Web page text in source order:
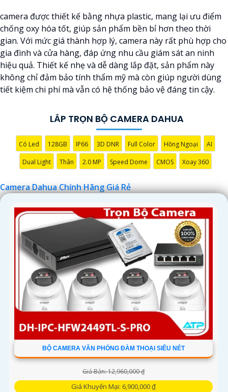
giải cao, tính năng thông minh và độ tin cậy.💖 5:Nếu bạn
muốn tìm camera Dahua giá rẻ, bạn có thể tham khảo trên
các website thương mại điện tử hoặc tại các cửa hàng điện
tử.
Hy vọng rằng những thông tin trên sẽ giúp bạn chọn lựa
được Camera Dahua chính hãng, giá rẻ và chất lượng. Nếu
bạn có thêm câu hỏi hoặc cần tư vấn thêm, đừng ngần ngại
camera được thiết kế bằng nhựa plastic, mang lại ưu điểm
chống oxy hóa tốt, giúp sản phẩm bền bỉ hơn theo thời
gian. Với mức giá thành hợp lý, camera này rất phù hợp cho
gia đình và cửa hàng, đáp ứng nhu cầu giám sát an ninh
hiệu quả. Thiết kế nhẹ và dễ dàng lắp đặt, sản phẩm này
không chỉ đảm bảo tính thẩm mỹ mà còn giúp người dùng
tiết kiệm chi phí mà vẫn có hệ thống bảo vệ đáng tin cậy.
LẮP TRỌN BỘ CAMERA DAHUA
Có Led 128GB IP66 3D DNR Full Color Hồng Ngoại AI
Dual Light Thân 2.0 MP Speed Dome CMOS Xoay 360
Camera Dahua Chính Hãng Giá Rẻ
BỘ CAMERA VĂN PHÒNG ĐÀM THOẠI SIÊU NÉT
Giá Bán: 12,960,000 ₫
Giá Khuyến Mại: 6,900,000 ₫